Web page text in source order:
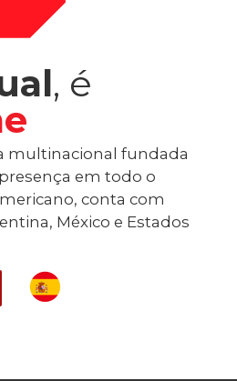
, é
multinacional fundada
em todo o
conta com
México e Estados